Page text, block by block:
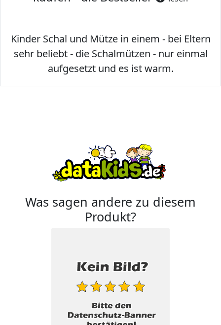
Kinder Schal und Mütze in einem - bei Eltern
sehr beliebt - die Schalmützen - nur einmal
aufgesetzt und es ist warm.
Was sagen andere zu diesem
Produkt?